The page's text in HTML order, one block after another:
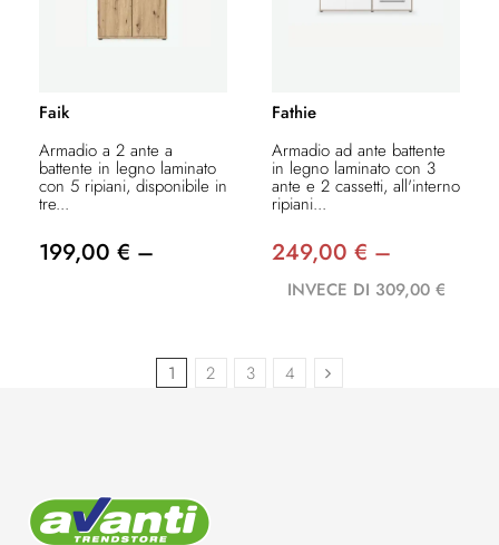
Faik
Armadio a 2 ante a
battente in legno laminato
con 5 ripiani, disponibile in
tre...
199,00 € –
Fathie
Armadio ad ante battente
in legno laminato con 3
ante e 2 cassetti, all'interno
ripiani...
249,00 € –
INVECE DI 309,00 €
1 2 3 4